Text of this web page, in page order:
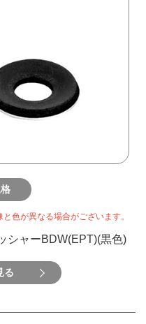
と色が異なる場合がございます。
シャーBDW(EPT)(黒色)
る